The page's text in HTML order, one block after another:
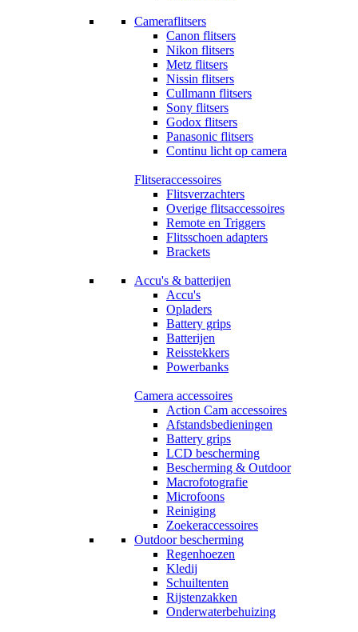
Cameraflitsers
Canon flitsers
Nikon flitsers
Metz flitsers
Nissin flitsers
Cullmann flitsers
Sony flitsers
Godox flitsers
Panasonic flitsers
Continu licht op camera
Flitseraccessoires
Flitsverzachters
Overige flitsaccessoires
Remote en Triggers
Flitsschoen adapters
Brackets
Accu's & batterijen
Accu's
Opladers
Battery grips
Batterijen
Reisstekkers
Powerbanks
Camera accessoires
Action Cam accessoires
Afstandsbedieningen
Battery grips
LCD bescherming
Bescherming & Outdoor
Macrofotografie
Microfoons
Reiniging
Zoekeraccessoires
Outdoor bescherming
Regenhoezen
Kledij
Schuiltenten
Rijstenzakken
Onderwaterbehuizing